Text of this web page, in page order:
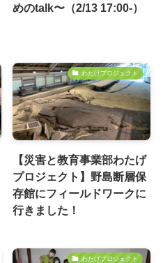
めのtalk〜（2/13 17:00-）
わたげプロジェクト
【災害と教育事業部わたげ
プロジェクト】野島断層保
存館にフィールドワークに
行きました！
わたげプロジェクト